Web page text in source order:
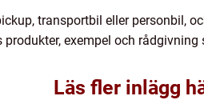
transportbil eller personbil,
exempel och rådgivning
Läs fler inlägg